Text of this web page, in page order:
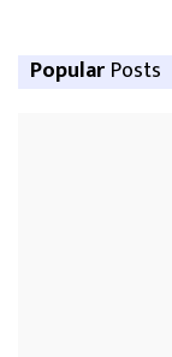
Popular Posts